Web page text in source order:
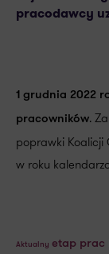
pracodawcy
1 grudnia 2022
pracowników.
poprawki
w roku
Aktualny etap prac